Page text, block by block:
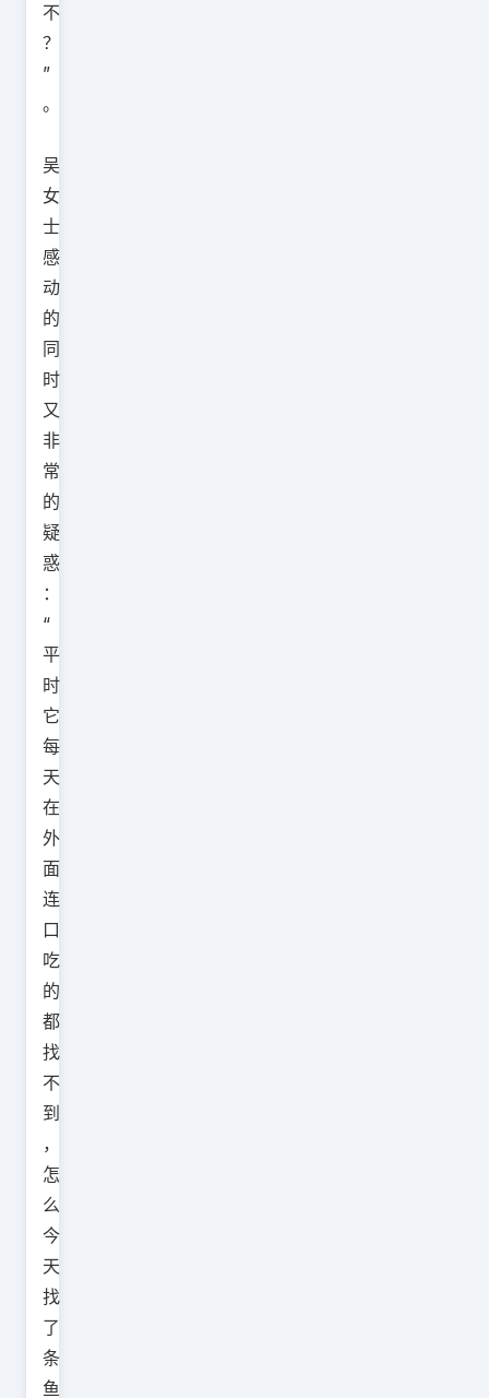
不
？
”
。
吴
女
士
感
动
的
同
时
又
非
常
的
疑
惑
：
“
平
时
它
每
天
在
外
面
连
口
吃
的
都
找
不
到
，
怎
么
今
天
找
了
条
鱼